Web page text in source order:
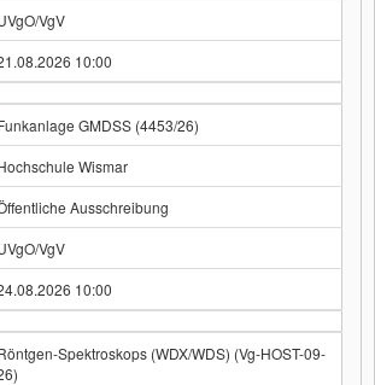
VgV
10:00
GMDSS (4453/26)
Wismar
Ausschreibung
VgV
10:00
Spektroskops (WDX/WDS) (Vg-HOST-09-